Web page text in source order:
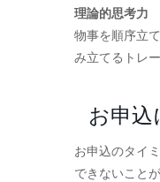
理論的思考力
物事を順序立
み立てるトレ
お申込
お申込のタイ
できないこと